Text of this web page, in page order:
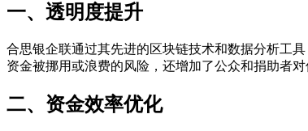
一、透明度提升
合思银企联通过其先进的区块链技术和数据分析工
资金被挪用或浪费的风险，还增加了公众和捐助者对
二、资金效率优化